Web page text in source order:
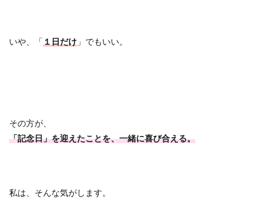
いや、「 １日だけ 」でもいい。
その方が、
「記念日」を迎えたことを、一緒に喜び合える。
私は、そんな気がします。